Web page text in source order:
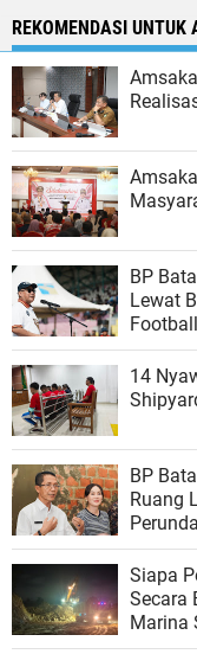
REKOMENDASI UNTUK
BP
Lewat
14
BP
Ruang
Siapa
Secara
Marina